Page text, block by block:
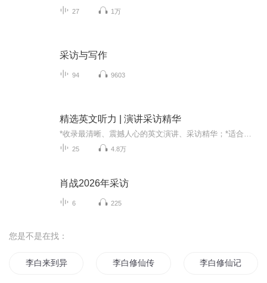
27 1万
采访与写作
94 9603
精选英文听力 | 演讲采访精华
25 4.8万
肖战2026年采访
6 225
您是不是在找：
李白来到异世 李白修仙传 李白修仙记